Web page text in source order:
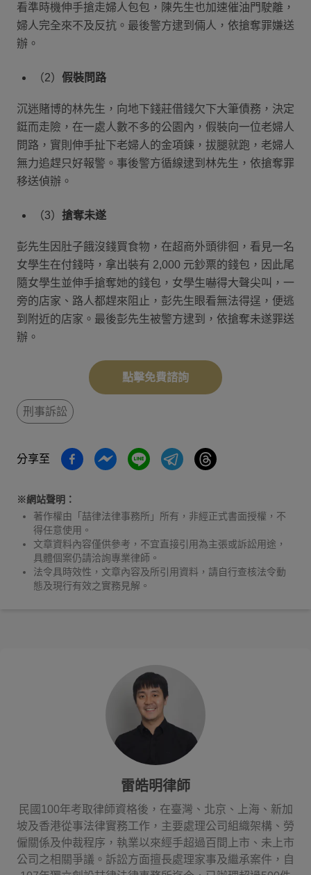
看準時機伸手搶走婦人包包，陳先生也加速催油門駛離，
婦人完全來不及反抗。最後警方逮到倆人，依搶奪罪嫌送
辦。
（2） 假裝問路
沉迷賭博的林先生，向地下錢莊借錢欠下大筆債務，決定
鋌而走險，在一處人數不多的公園內，假裝向一位老婦人
問路，實則伸手扯下老婦人的金項鍊，拔腿就跑，老婦人
無力追趕只好報警。事後警方循線逮到林先生，依搶奪罪
移送偵辦。
（3） 搶奪未遂
彭先生因肚子餓沒錢買食物，在超商外頭徘徊，看見一名
女學生在付錢時，拿出裝有 2,000 元鈔票的錢包，因此尾
隨女學生並伸手搶奪她的錢包，女學生嚇得大聲尖叫，一
旁的店家、路人都趕來阻止，彭先生眼看無法得逞，便逃
到附近的店家。最後彭先生被警方逮到，依搶奪未遂罪送
辦。
點擊免費諮詢
刑事訴訟
分享至
※網站聲明：
著作權由「喆律法律事務所」所有，非經正式書面授權，不
得任意使用。
文章資料內容僅供參考，不宜直接引用為主張或訴訟用途，
具體個案仍請洽詢專業律師。
法令具時效性，文章內容及所引用資料，請自行查核法令動
態及現行有效之實務見解。
雷皓明律師
民國100年考取律師資格後，在臺灣、北京、上海、新加
坡及香港從事法律實務工作，主要處理公司組織架構、勞
僱關係及仲裁程序，執業以來經手超過百間上市、未上市
公司之相關爭議。訴訟方面擅長處理家事及繼承案件，自